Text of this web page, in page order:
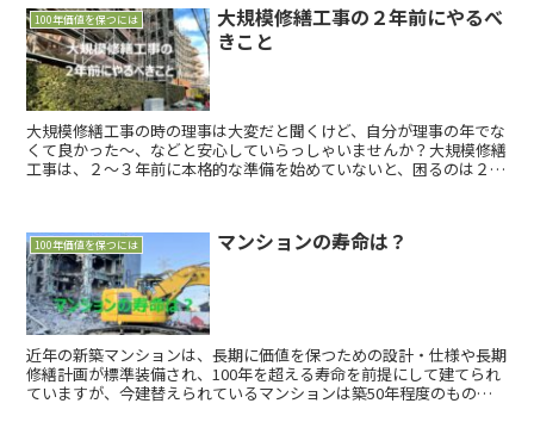
100年価値を保つには
大規模修繕工事の２年前にやるべ
きこと
大規模修繕工事の時の理事は大変だと聞くけど、自分が理事の年でな
くて良かった～、などと安心していらっしゃいませんか？大規模修繕
工事は、２～３年前に本格的な準備を始めていないと、困るのは２年
100年価値を保つには マンションの寿命は？
近年の新築マンションは、長期に価値を保つための設計・仕様や長期
修繕計画が標準装備され、100年を超える寿命を前提にして建てられ
ていますが、今建替えられているマンションは築50年程度のものも